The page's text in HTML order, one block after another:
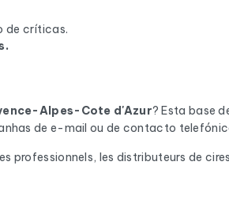
de críticas.
Alpes-Cote d'Azur? Esta base
de e-mail ou de contacto
professionnels, les distributeurs de
de ser incluído. Os endereços